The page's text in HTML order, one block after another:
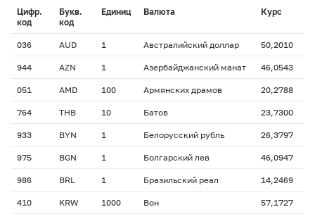
Цифр.
код
Букв.
код
Единиц Валюта Курс
036 AUD 1 Австралийский доллар 50,2010
944 AZN 1 Азербайджанский манат 46,0543
051 AMD 100 Армянских драмов 20,2788
764 THB 10 Батов 23,7300
933 BYN 1 Белорусский рубль 26,3797
975 BGN 1 Болгарский лев 46,0947
986 BRL 1 Бразильский реал 14,2469
410 KRW 1000 Вон 57,1727